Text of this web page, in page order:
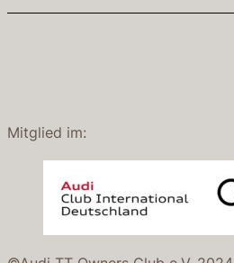
Mitglied im: